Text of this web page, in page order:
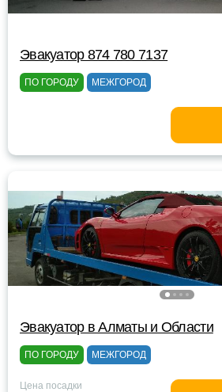
Эвакуатор 874 780 7137
ПО ГОРОДУ МЕЖГОРОД
Эвакуатор в Алматы и Области
ПО ГОРОДУ МЕЖГОРОД
Цена посадки